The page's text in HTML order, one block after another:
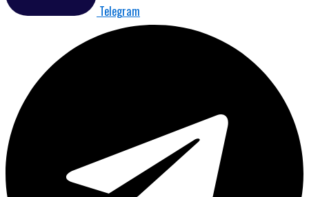
Telegram